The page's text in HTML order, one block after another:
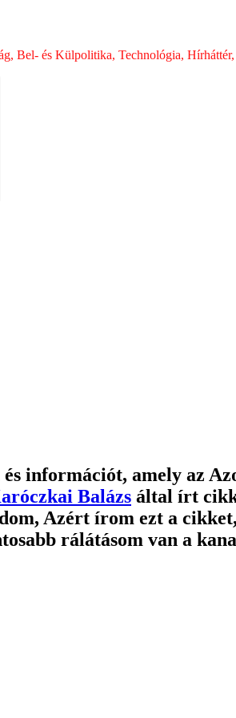
Bel- és Külpolitika, Technológia, Hírháttér,
információt, amely az
Balázs által írt
Azért írom ezt a
rálátásom van a